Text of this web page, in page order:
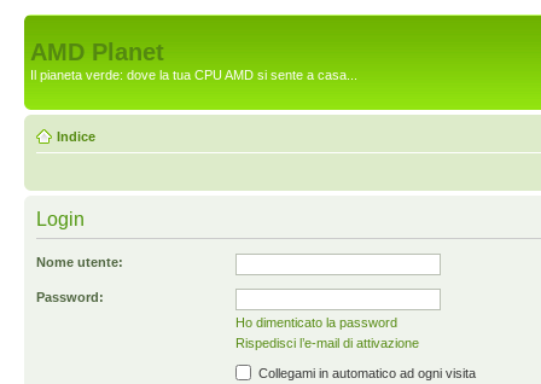
AMD Planet
Il pianeta verde: dove la tua CPU AMD si sente a casa...
Indice
Login
Nome utente:
Password:
Ho dimenticato la password
Rispedisci l’e-mail di attivazione
Collegami in automatico ad ogni visita